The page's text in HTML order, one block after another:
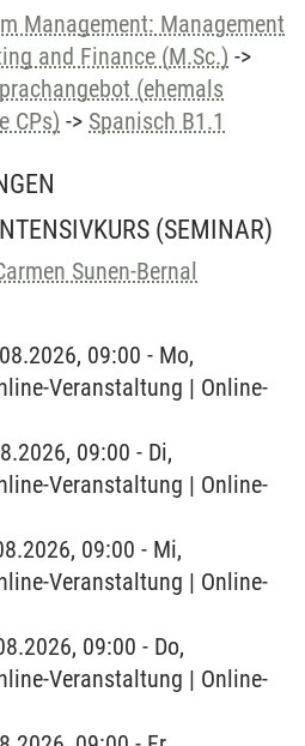
Management: Management
and Finance (M.Sc.) ->
(ehemals
CPs) -> Spanisch B1.1
(SEMINAR)
Sunen-Bernal
09:00 - Mo,
Veranstaltung | Online-
09:00 - Di,
Veranstaltung | Online-
09:00 - Mi,
Veranstaltung | Online-
09:00 - Do,
Veranstaltung | Online-